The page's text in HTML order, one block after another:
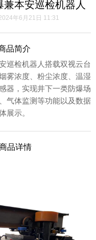
本安巡检机器人
品简介
年6月21日 11:31
巡检机器人搭载双视云台
雾浓度、粉尘浓度、温湿
器，实现井下一类防爆场
气体监测等功能以及数据
展示。
品详情